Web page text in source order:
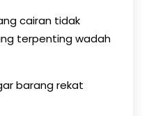
cairan tidak
terpenting wadah
barang rekat